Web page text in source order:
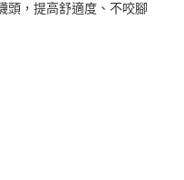
，提高舒適度、不咬腳